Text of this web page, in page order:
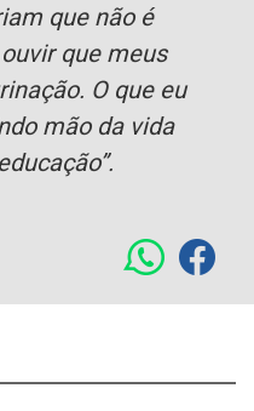
que não é
que meus
O que eu
mão da vida